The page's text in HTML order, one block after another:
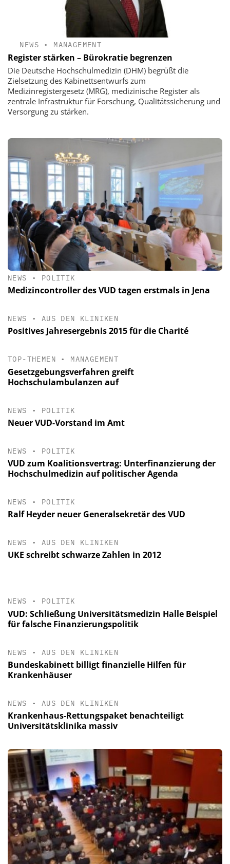
NEWS • MANAGEMENT
Register stärken – Bürokratie begrenzen
Die Deutsche Hochschulmedizin (DHM) begrüßt die
Zielsetzung des Kabinettsentwurfs zum
Medizinregistergesetz (MRG), medizinische Register als
zentrale Infrastruktur für Forschung, Qualitätssicherung und
Versorgung zu stärken.
NEWS • POLITIK
Medizincontroller des VUD tagen erstmals in Jena
NEWS • AUS DEN KLINIKEN
Positives Jahresergebnis 2015 für die Charité
TOP-THEMEN • MANAGEMENT
Gesetzgebungsverfahren greift
Hochschulambulanzen auf
NEWS • POLITIK
Neuer VUD-Vorstand im Amt
NEWS • POLITIK
VUD zum Koalitionsvertrag: Unterfinanzierung der
Hochschulmedizin auf politischer Agenda
NEWS • POLITIK
Ralf Heyder neuer Generalsekretär des VUD
NEWS • AUS DEN KLINIKEN
UKE schreibt schwarze Zahlen in 2012
NEWS • POLITIK
VUD: Schließung Universitätsmedizin Halle Beispiel
für falsche Finanzierungspolitik
NEWS • AUS DEN KLINIKEN
Bundeskabinett billigt finanzielle Hilfen für
Krankenhäuser
NEWS • AUS DEN KLINIKEN
Krankenhaus-Rettungspaket benachteiligt
Universitätsklinika massiv